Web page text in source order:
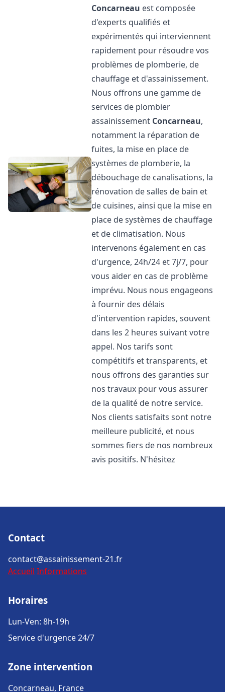
Concarneau est composée
d'experts qualifiés et
expérimentés qui interviennent
rapidement pour résoudre vos
problèmes de plomberie, de
chauffage et d'assainissement.
Nous offrons une gamme de
services de plombier
assainissement Concarneau,
notamment la réparation de
fuites, la mise en place de
systèmes de plomberie, la
débouchage de canalisations, la
rénovation de salles de bain et
de cuisines, ainsi que la mise en
place de systèmes de chauffage
et de climatisation. Nous
intervenons également en cas
d'urgence, 24h/24 et 7j/7, pour
vous aider en cas de problème
imprévu. Nous nous engageons
à fournir des délais
d'intervention rapides, souvent
dans les 2 heures suivant votre
appel. Nos tarifs sont
compétitifs et transparents, et
nous offrons des garanties sur
nos travaux pour vous assurer
de la qualité de notre service.
Nos clients satisfaits sont notre
meilleure publicité, et nous
sommes fiers de nos nombreux
avis positifs. N'hésitez
Contact
contact@assainissement-21.fr
Accueil Informations
Horaires
Lun-Ven: 8h-19h
Service d'urgence 24/7
Zone intervention
Concarneau, France